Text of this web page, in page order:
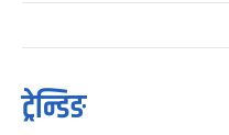
ट्रेन्डिङ